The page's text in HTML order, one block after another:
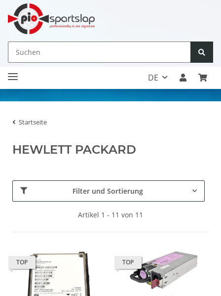
DE
Startseite
HEWLETT PACKARD
Filter und Sortierung
Artikel 1 - 11 von 11
TOP TOP